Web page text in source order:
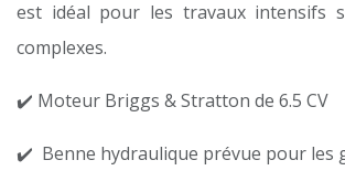
est idéal pour les travaux intensifs
complexes.
✔️ Moteur Briggs & Stratton de 6.5 CV
✔️ Benne hydraulique prévue pour les